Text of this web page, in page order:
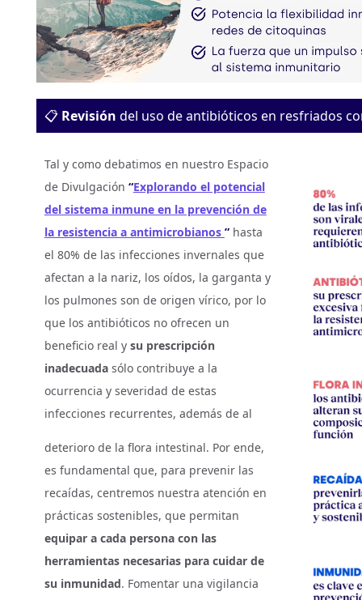
📋 Revisión del uso de antibióticos en resfriados
Tal y como debatimos en nuestro Espacio
de Divulgación “Explorando el potencial
del sistema inmune en la prevención de
la resistencia a antimicrobianos ”hasta
el 80% de las infecciones invernales que
afectan a la nariz, los oídos, la garganta y
los pulmones son de origen vírico, por lo
que los antibióticos no ofrecen un
beneficio real y su prescripción
inadecuadasólo contribuye a la
ocurrencia y severidad de estas
infecciones recurrentes, además de al
deterioro de la flora intestinal. Por ende,
es fundamental que, para prevenir las
recaídas, centremos nuestra atención en
prácticas sostenibles, que permitan
equipar a cada persona con las
herramientas necesarias para cuidar de
su inmunidad. Fomentar una vigilancia